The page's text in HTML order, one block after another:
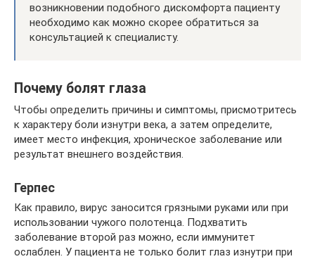
возникновении подобного дискомфорта пациенту
необходимо как можно скорее обратиться за
консультацией к специалисту.
Почему болят глаза
Чтобы определить причины и симптомы, присмотритесь
к характеру боли изнутри века, а затем определите,
имеет место инфекция, хроническое заболевание или
результат внешнего воздействия.
Герпес
Как правило, вирус заносится грязными руками или при
использовании чужого полотенца. Подхватить
заболевание второй раз можно, если иммунитет
ослаблен. У пациента не только болит глаз изнутри при